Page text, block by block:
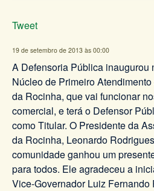
Tweet
19 de setembro de 2013 às 00:00
A Defensoria Pública inaugurou
Núcleo de Primeiro
da Rocinha, que vai funcionar
comercial, e terá o Defensor
como Titular. O Presidente da
da Rocinha, Leonardo
comunidade ganhou um
para todos. Ele agradeceu a
Vice-Governador Luiz Fernando